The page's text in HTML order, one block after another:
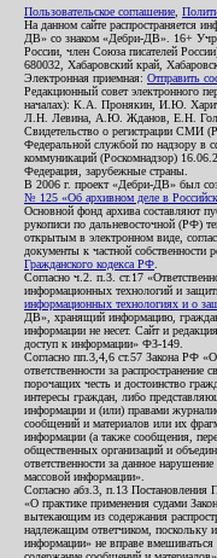
Пользовательское соглашение
На данном сайте распространяется
ДВ» со знаком «Дебри-ДВ». 16+
России, член Союза писателей
680032, Хабаровский край,
Электронная приемная: Отправить
Редакционный совет электронного
началах): К.А. Пронякин, И.Ю.
Л.Н. Левина, А.Ю. Жданов, Е.Н.
Свидетельство о регистрации СМИ
Федеральной службой по надзору в
коммуникаций (Роскомнадзор)
Федерация, зарубежные страны.
В 2006 г. проект «Дебри-ДВ» был
№ 125 «Об архивном деле в
Основной фонд архива составляют
рукописи по дальневосточной (РФ)
открытым в электронном виде,
документы к частной собственности
Гражданского кодекса РФ
Согласно ч.2. п.3. ст.17
информационных технологий и
информационных технологиях и о
ДВ», хранящий информацию,
информации не несет. Сайт и
доступ к информации» ФЗ-149.
Согласно пп.3,4,6 ст.57 Закона РФ
ответственности за распространение
порочащих честь и достоинство
интересы граждан, либо
информации и (или) правами
сообщений и материалов или их
информации (а также сообщения,
общественных организаций и
ответственности за данное
массовой информации».
Согласно абз.3, п.13
«О практике применения судами
вытекающим из содержания
надлежащим ответчиком, поскольку
информации» не вправе вмешиваться